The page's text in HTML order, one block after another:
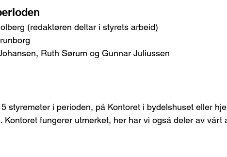
(redaktøren deltar i styrets arbeid)
Ruth Sørum og Gunnar Juliussen
styremøter i perioden, på Kontoret i bydelshuset eller
Kontoret fungerer utmerket, her har vi også deler av vårt